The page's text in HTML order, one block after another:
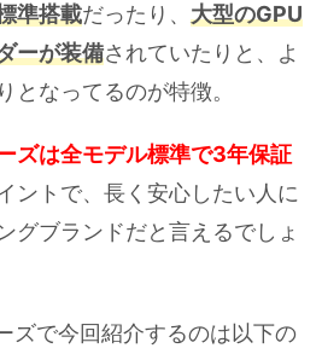
準搭載だったり、 大型のGPU
ーが装備されていたりと、よ
となってるのが特徴。
ズは全モデル標準で3年保証
ントで、長く安心したい人に
グブランドだと言えるでしょ
ズで今回紹介するのは以下の